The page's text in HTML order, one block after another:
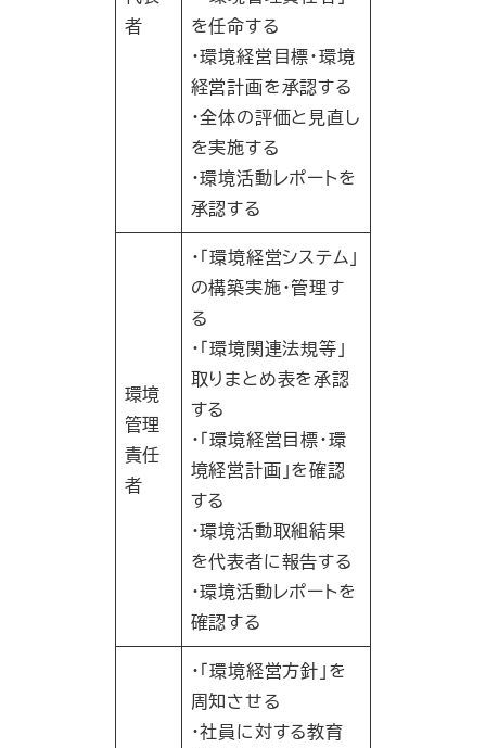
者
を任命する
・環境経営目標・環境
経営計画を承認する
・全体の評価と見直し
を実施する
・環境活動レポートを
承認する
環境
管理
責任
者
・｢環境経営システム｣
の構築実施・管理す
る
・｢環境関連法規等｣
取りまとめ表を承認
する
・｢環境経営目標・環
境経営計画｣を確認
する
・環境活動取組結果
を代表者に報告する
・環境活動レポートを
確認する
・｢環境経営方針｣を
周知させる
・社員に対する教育